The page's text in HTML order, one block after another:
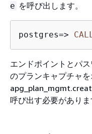
e を呼び出します。
postgres=>
エンドポイントとパ
のプランキャプチャを
呼び出す必要がありま